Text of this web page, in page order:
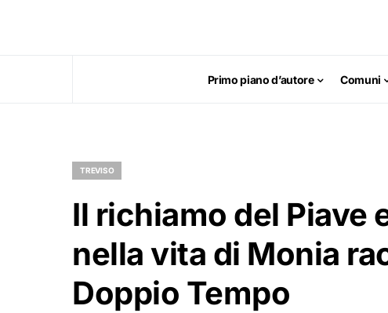
Primo piano d’autore Comuni
TREVISO
Il richiamo del Piave
nella vita di Monia
Doppio Tempo